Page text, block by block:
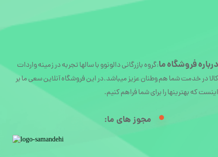
دربارهفروشگاه ما:گروه بازرگانی دالونوو با سالها تجربه در زمینه واردات
کالا در خدمت شما هم وطنان عزیز میباشد.در این فروشگاه آنلاین سعی ما بر
اینست که بهترینها را برای شما فراهم کنیم.
مجوز های ما:​